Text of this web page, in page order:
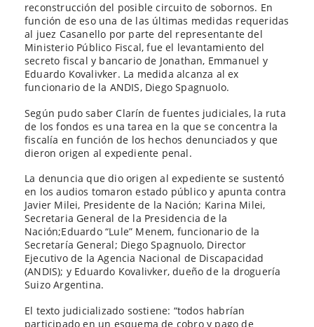
reconstrucción del posible circuito de sobornos. En
función de eso una de las últimas medidas requeridas
al juez Casanello por parte del representante del
Ministerio Público Fiscal, fue el levantamiento del
secreto fiscal y bancario de Jonathan, Emmanuel y
Eduardo Kovalivker. La medida alcanza al ex
funcionario de la ANDIS, Diego Spagnuolo.
Según pudo saber Clarín de fuentes judiciales, la ruta
de los fondos es una tarea en la que se concentra la
fiscalía en función de los hechos denunciados y que
dieron origen al expediente penal.
La denuncia que dio origen al expediente se sustentó
en los audios tomaron estado público y apunta contra
Javier Milei, Presidente de la Nación; Karina Milei,
Secretaria General de la Presidencia de la
Nación;Eduardo “Lule” Menem, funcionario de la
Secretaría General; Diego Spagnuolo, Director
Ejecutivo de la Agencia Nacional de Discapacidad
(ANDIS); y Eduardo Kovalivker, dueño de la droguería
Suizo Argentina.
El texto judicializado sostiene: “todos habrían
participado en un esquema de cobro y pago de